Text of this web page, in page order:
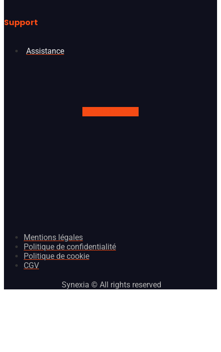
Support
Assistance
Mentions légales
Politique de confidentialité
Politique de cookie
CGV
Synexia © All rights reserved